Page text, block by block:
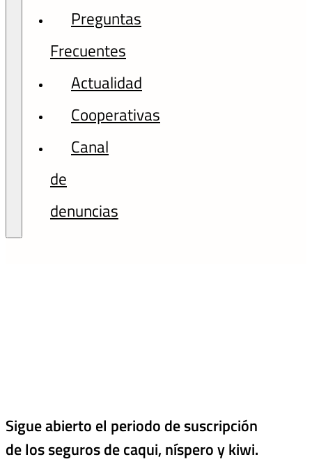
Preguntas
Frecuentes
Actualidad
Cooperativas
Canal
de
denuncias
Sigue abierto el periodo de suscripción
de los seguros de caqui, níspero y kiwi.